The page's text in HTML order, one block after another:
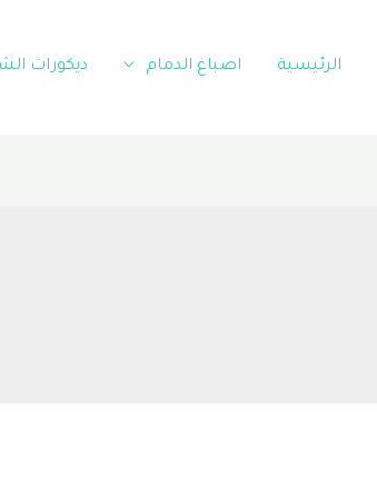
الرئيسية اصباغ الدمام ديكورات